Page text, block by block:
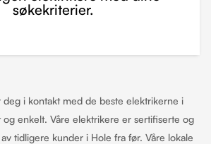
søkekriterier.
deg i kontakt med de beste elektrikerne i
og enkelt. Våre elektrikere er sertifiserte og
tidligere kunder i Hole fra før. Våre lokale